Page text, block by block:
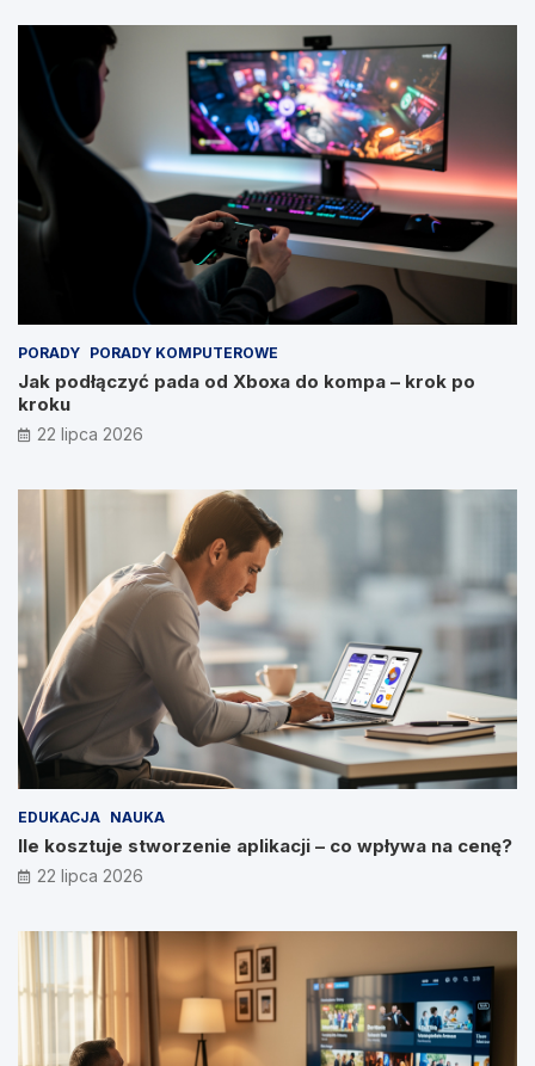
PORADY PORADY KOMPUTEROWE
Jak podłączyć pada od Xboxa do kompa – krok po
kroku
22 lipca 2026
EDUKACJA NAUKA
Ile kosztuje stworzenie aplikacji – co wpływa na cenę?
22 lipca 2026